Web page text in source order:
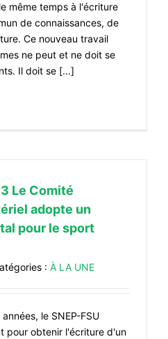
#FORMATION
#COMMUNIQUÉS
#ÉLECTIONS
même temps à l'écriture
de connaissances, de
Ce nouveau travail
ne peut et ne doit se
Il doit se [...]
Le Comité
adopte un
pour le sport
: À LA UNE
le SNEP-FSU
pour obtenir l'écriture d'un